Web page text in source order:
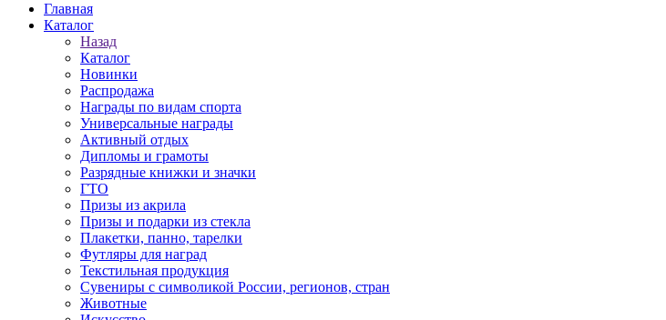
Главная
Каталог
Назад
Каталог
Новинки
Распродажа
Награды по видам спорта
Универсальные награды
Активный отдых
Дипломы и грамоты
Разрядные книжки и значки
ГТО
Призы из акрила
Призы и подарки из стекла
Плакетки, панно, тарелки
Футляры для наград
Текстильная продукция
Сувениры с символикой России, регионов, стран
Животные